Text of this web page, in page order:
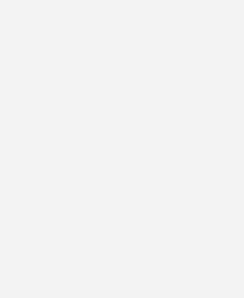
der
strukturierten
Fehlermeldungen in
widmet. Auftretende
werden registriert,
korrelliert (so
Fehler nur einen
und Software-
auftretende Fehler
sie diese gezielt